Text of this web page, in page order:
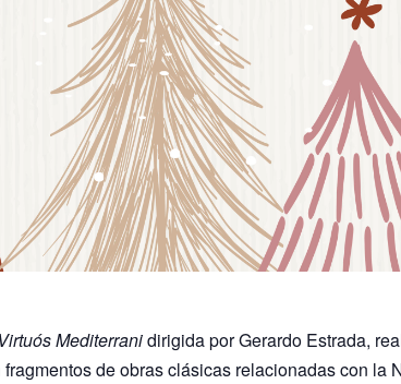
Virtuós Mediterranidirigida por Gerardo Estrada,
de obras clásicas relacionadas con